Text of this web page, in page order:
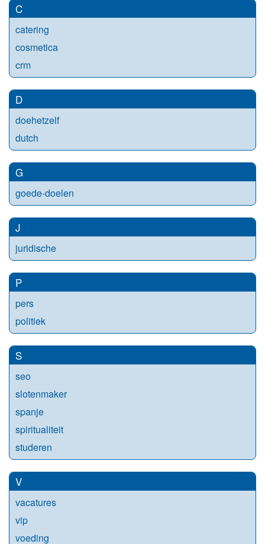
C
catering
cosmetica
crm
D
doehetzelf
dutch
G
goede-doelen
J
juridische
P
pers
politiek
S
seo
slotenmaker
spanje
spiritualiteit
studeren
V
vacatures
vip
voeding